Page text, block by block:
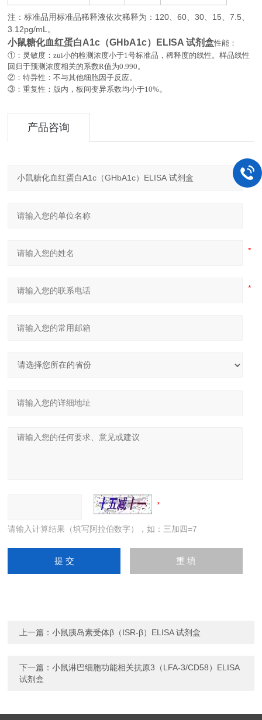
注：标准品用标准品稀释液依次稀释为： 120、60、30、 15、7.5、
3.12pg/mL。
小鼠糖化血红蛋白A1c（GHbA1c）ELISA 试剂盒性能：
①：灵敏度：zui小的检测浓度小于1号标准品，稀释度的线性。样品线性
回归于预测浓度相关的系数R值为0.990。
②：特异性：不与其他细胞因子反应。
③：重复性：版内，板间变异系数均小于10%。
产品咨询
请输入计算结果（填写阿拉伯数字），如：三加四=7
上一篇：小鼠胰岛素受体β（ISR-β）ELISA 试剂盒
下一篇：小鼠淋巴细胞功能相关抗原3（LFA-3/CD58）ELISA
试剂盒